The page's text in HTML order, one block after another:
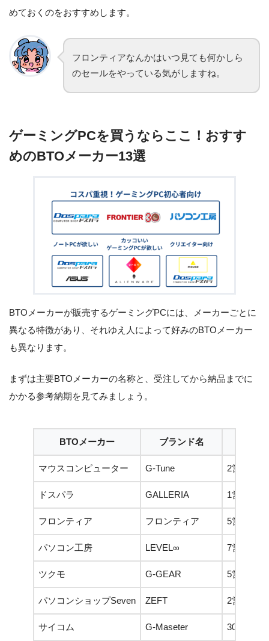
めておくのをおすすめします。
フロンティアなんかはいつ見ても何かしら
のセールをやっている気がしますね。
ゲーミングPCを買うならここ！おすす
めのBTOメーカー13選
BTOメーカーが販売するゲーミングPCには、メーカーごとに
異なる特徴があり、それゆえ人によって好みのBTOメーカー
も異なります。
まずは主要BTOメーカーの名称と、受注してから納品までに
かかる参考納期を見てみましょう。
BTOメーカー ブランド名
マウスコンピューター G-Tune 2営業日
ドスパラ GALLERIA 1営業日
フロンティア フロンティア 5営業日
パソコン工房 LEVEL∞ 7営業日
ツクモ G-GEAR 5営業日
パソコンショップSeven ZEFT 2営業日
サイコム G-Maseter 30営業日